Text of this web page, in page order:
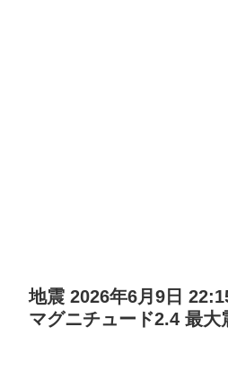
地震 2026年6月9日
マグニチュード2.4 最大